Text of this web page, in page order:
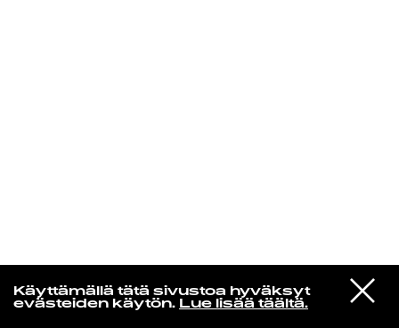
Käyttämällä tätä sivustoa hyväksyt
evästeiden käytön. Lue lisää täältä.
VIESTI
STUDIOON
Rakkaudesta